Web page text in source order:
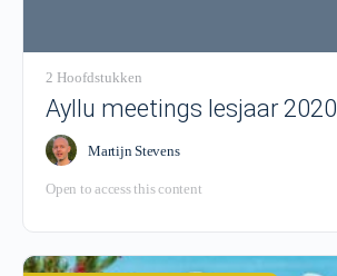
2 Hoofdstukken
Ayllu meetings lesjaar 2020
Martijn Stevens
Open to access this content